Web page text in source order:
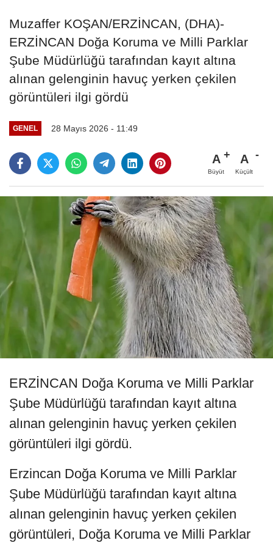
Muzaffer KOŞAN/ERZİNCAN, (DHA)-
ERZİNCAN Doğa Koruma ve Milli Parklar
Şube Müdürlüğü tarafından kayıt altına
alınan gelenginin havuç yerken çekilen
görüntüleri ilgi gördü
GENEL 28 Mayıs 2026 - 11:49
A
Büyüt
A
Küçült
ERZİNCAN Doğa Koruma ve Milli Parklar
Şube Müdürlüğü tarafından kayıt altına
alınan gelenginin havuç yerken çekilen
görüntüleri ilgi gördü.
Erzincan Doğa Koruma ve Milli Parklar
Şube Müdürlüğü tarafından kayıt altına
alınan gelenginin havuç yerken çekilen
görüntüleri, Doğa Koruma ve Milli Parklar